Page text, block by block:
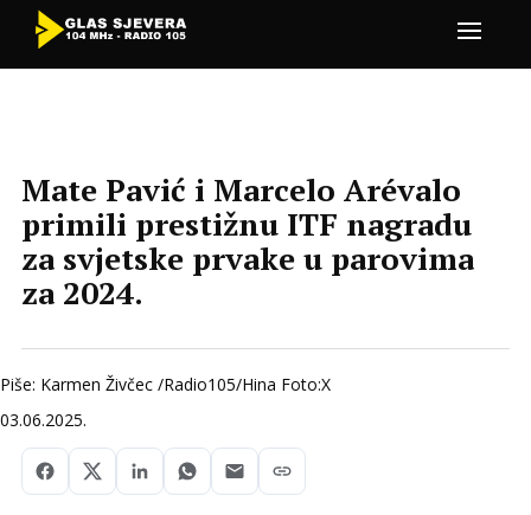
Mate Pavić i Marcelo Arévalo
primili prestižnu ITF nagradu
za svjetske prvake u parovima
za 2024.
Piše: Karmen Živčec /Radio105/Hina Foto:X
03.06.2025.